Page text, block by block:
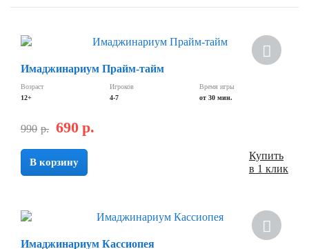
Имаджинариум Прайм-тайм
Возраст
12+
Игроков
4-7
Время игры
от 30 мин.
990 р. 690 р.
В корзину
Купить
в 1 клик
Имаджинариум Кассиопея